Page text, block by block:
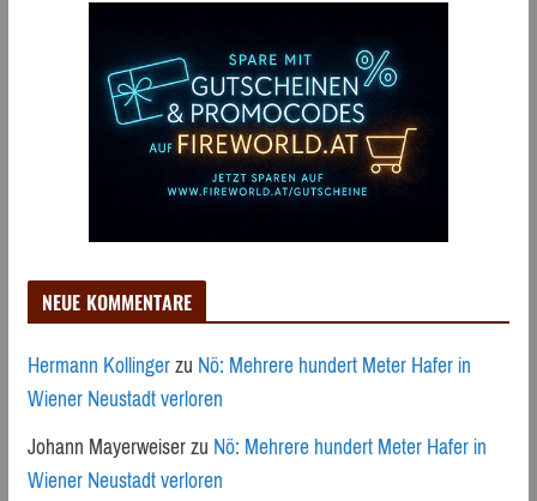
NEUE KOMMENTARE
Hermann KollingerzuNö: Mehrere hundert Meter Hafer in
Wiener Neustadt verloren
Johann MayerweiserzuNö: Mehrere hundert Meter Hafer in
Wiener Neustadt verloren